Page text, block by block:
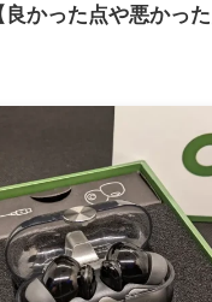
かった点や悪かった